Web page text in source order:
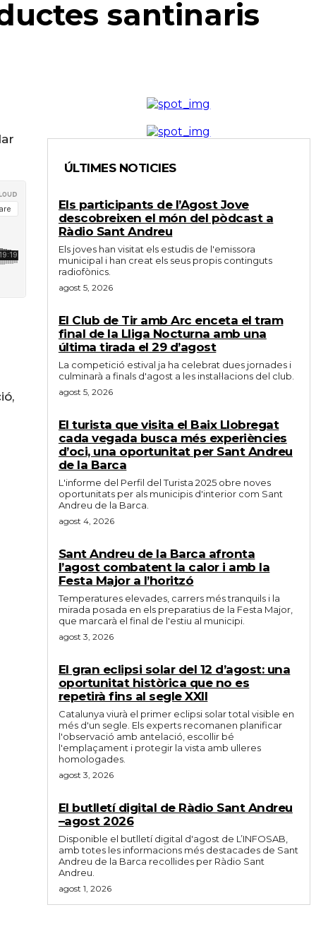
santinaris
ÚLTIMES NOTICIES
Els participants de l’Agost Jove
descobreixen el món del pòdcast a
Ràdio Sant Andreu
Els joves han visitat els estudis de l'emissora
municipal i han creat els seus propis continguts
radiofònics.
agost 5, 2026
El Club de Tir amb Arc enceta el tram
final de la Lliga Nocturna amb una
última tirada el 29 d’agost
La competició estival ja ha celebrat dues jornades i
culminarà a finals d'agost a les instal·lacions del club.
agost 5, 2026
El turista que visita el Baix Llobregat
cada vegada busca més experiències
d’oci, una oportunitat per Sant Andreu
de la Barca
L'informe del Perfil del Turista 2025 obre noves
oportunitats per als municipis d'interior com Sant
Andreu de la Barca.
agost 4, 2026
Sant Andreu de la Barca afronta
l’agost combatent la calor i amb la
Festa Major a l’horitzó
Temperatures elevades, carrers més tranquils i la
mirada posada en els preparatius de la Festa Major,
que marcarà el final de l'estiu al municipi.
agost 3, 2026
El gran eclipsi solar del 12 d’agost: una
oportunitat històrica que no es
repetirà fins al segle XXII
Catalunya viurà el primer eclipsi solar total visible en
més d'un segle. Els experts recomanen planificar
l'observació amb antelació, escollir bé
l'emplaçament i protegir la vista amb ulleres
homologades.
agost 3, 2026
El butlletí digital de Ràdio Sant Andreu
–agost 2026
Disponible el butlletí digital d'agost de L’INFOSAB,
amb totes les informacions més destacades de Sant
Andreu de la Barca recollides per Ràdio Sant
Andreu.
agost 1, 2026